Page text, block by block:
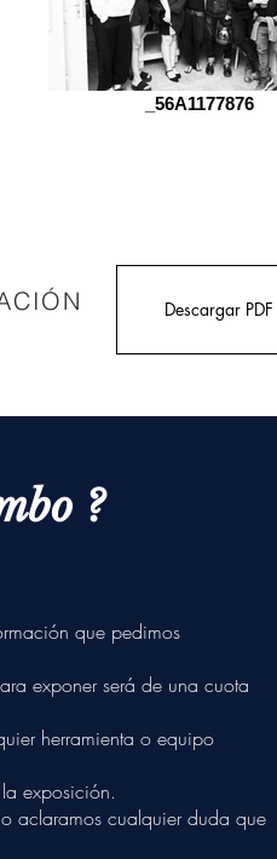
_56A1177876
Descargar PDF
?
que pedimos
exponer será de una cuota
herramienta o equipo
exposición.
aclaramos cualquier duda que